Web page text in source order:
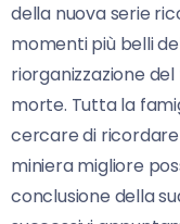
della nuova serie
momenti più belli
riorganizzazione
morte. Tutta la
cercare di ricordare
miniera migliore
conclusione della